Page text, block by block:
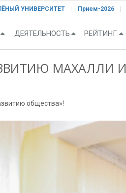
УНИВЕРСИТЕТ Прием-2026
ДЕЯТЕЛЬНОСТЬ РЕЙТИНГ
МАХАЛЛИ И
общества»!